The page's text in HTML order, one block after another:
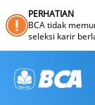
PERHATIAN
BCA tidak
seleksi karir